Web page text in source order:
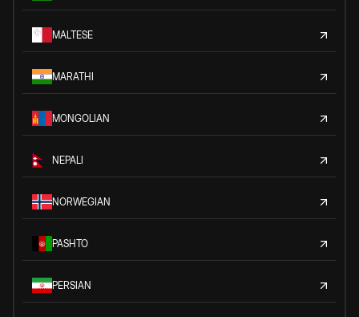
MALTESE
MARATHI
MONGOLIAN
NEPALI
NORWEGIAN
PASHTO
PERSIAN